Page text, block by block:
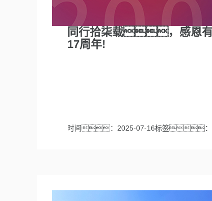
同行拾柒载，感恩
17周年!
时间：2025-07-16标签：